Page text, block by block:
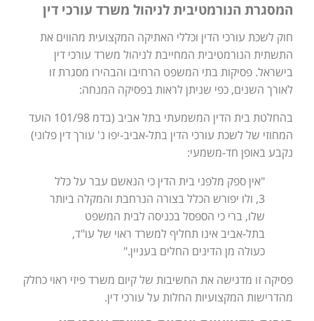
המסגרת הנורמטיבית לניהול משרד עורכי דין
חוק לשכת עורכי הדין וכללי האתיקה המקצועית מהווים את
התשתית הנורמטיבית המחייבת לניהול משרד עורכי דין
בישראל. פסיקות בתי המשפט הרחיבו והבהירו מסגרת זו
לאורך השנים, כפי שניתן לראות בפסיקה המנחה:
בהחלטת בית הדין המשמעתי בתל אביב (בדמ 101/98 הועד
המחוזי של לשכת עורכי הדין בתל-אביב-יפו נ' עורך דין פלוני)
נקבע באופן חד-משמעי:
"אין ספק מלפני בית הדין כי הנאשם עבר על כלל
3, ולו יפורש הכלל בצורה הנרחבת והמקלה ביותר
שלו, ברי כי הספסל בכניסה לבית המשפט
בתל-אביב אינו תחליף למשרד ראוי של עו"ד,
כעולה מן הדינים החלים בעניין."
פסיקה זו מדגישה את החשיבות של קיום משרד פיזי ראוי כחלק
מהדרישות המקצועיות החלות על עורכי דין.